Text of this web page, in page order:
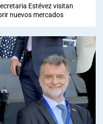
Estévez visitan
nuevos mercados